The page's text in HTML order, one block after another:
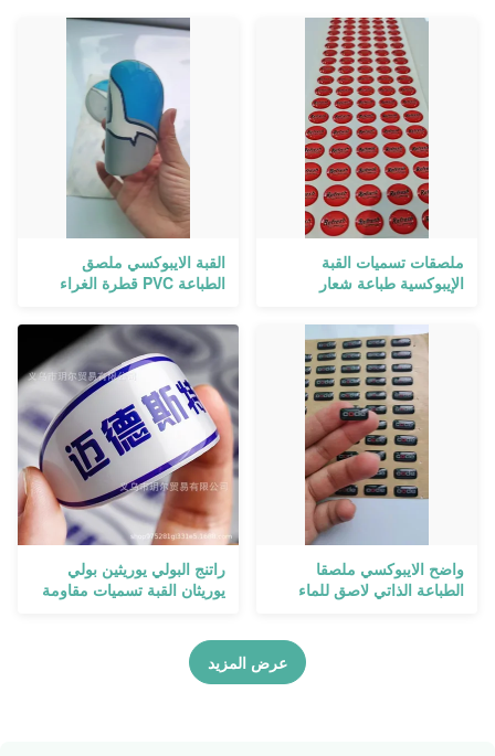
ملصقات تسميات القبة
الإيبوكسية طباعة شعار
مقاوم للماء
القبة الايبوكسي ملصق
الطباعة PVC قطرة الغراء
واضح الايبوكسي ملصقا
الطباعة الذاتي لاصق للماء
راتنج البولي يوريثين بولي
يوريثان القبة تسميات مقاومة
ملصق حائط من الفينيلعرض المزيد